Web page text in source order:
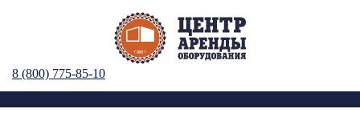
8 (800) 775-85-10